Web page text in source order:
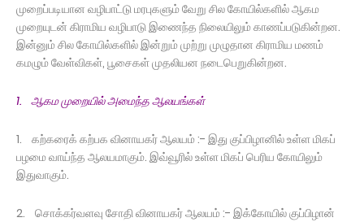
முறைப்படியான வழிபாட்டு மரபுகளும் வேறு சில கோயில்களில் ஆகம
முறையுடன் கிராமிய வழிபாடு இணைந்த நிலையிலும் காணப்படுகின்றன.
இன்னும் சில கோயில்களில் இன்றும் முற்று முழுதான கிராமிய மணம்
கமழும் வேள்விகள், பூசைகள் முதலியன நடைபெறுகின்றன.
1. ஆகம முறையில் அமைந்த ஆலயங்கள்
1. கற்கரைக் கற்பக வினாயகர் ஆலயம் :- இது குப்பிழானில் உள்ள மிகப்
பழமை வாய்ந்த ஆலயமாகும். இவ்வூரில் உள்ள மிகப் பெரிய கோயிலும்
இதுவாகும்.
2. சொக்கர்வளவு சோதி வினாயகர் ஆலயம் :- இக்கோயில் குப்பிழான்